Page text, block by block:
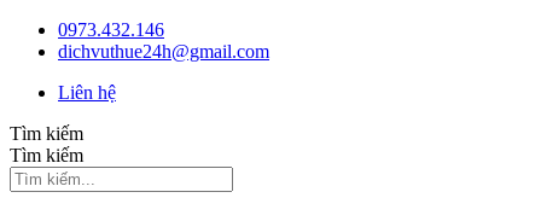
Chuyển
dung
0973.432.146
dichvuthue24h@gmail.com
Liên hệ
Tìm kiếm
Tìm kiếm